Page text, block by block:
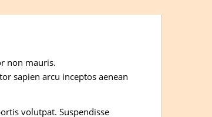
non mauris.
sapien arcu inceptos aenean
volutpat. Suspendisse